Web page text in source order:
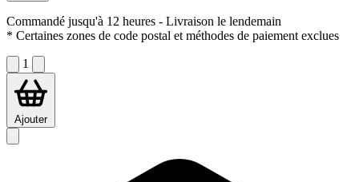
Commandé jusqu'à 12 heures - Livraison le lendemain
* Certaines zones de code postal et méthodes de paiement exclues
1
Ajouter